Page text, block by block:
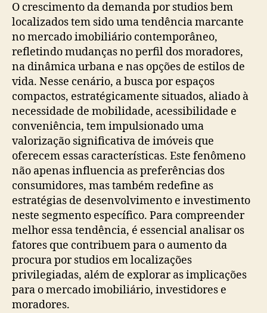
O crescimento da demanda por studios bem
localizados tem sido uma tendência marcante
no mercado imobiliário contemporâneo,
refletindo mudanças no perfil dos moradores,
na dinâmica urbana e nas opções de estilos de
vida. Nesse cenário, a busca por espaços
compactos, estratégicamente situados, aliado à
necessidade de mobilidade, acessibilidade e
conveniência, tem impulsionado uma
valorização significativa de imóveis que
oferecem essas características. Este fenômeno
não apenas influencia as preferências dos
consumidores, mas também redefine as
estratégias de desenvolvimento e investimento
neste segmento específico. Para compreender
melhor essa tendência, é essencial analisar os
fatores que contribuem para o aumento da
procura por studios em localizações
privilegiadas, além de explorar as implicações
para o mercado imobiliário, investidores e
moradores.